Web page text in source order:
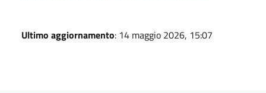
Ultimo aggiornamento: 14 maggio 2026, 15:07